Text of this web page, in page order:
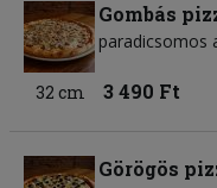
Gombás
paradicsomos
32 cm 3 490 Ft
Görögös